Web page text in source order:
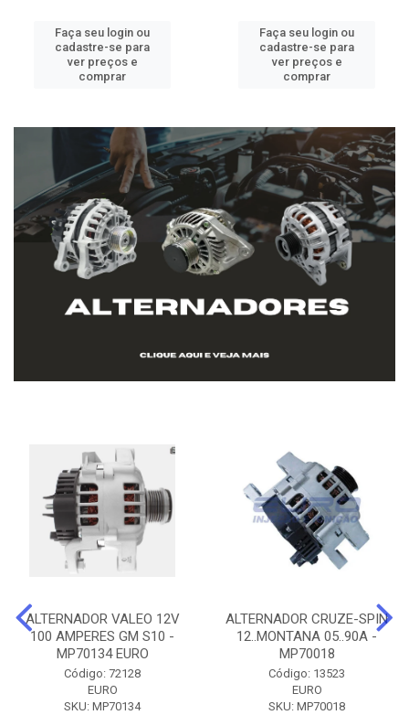
Faça seu login ou
cadastre-se para
ver preços e
comprar
Faça seu login ou
cadastre-se para
ver preços e
comprar
ALTERNADOR VALEO 12V
100 AMPERES GM S10 -
MP70134 EURO
Código: 72128
EURO
SKU: MP70134
ALTERNADOR CRUZE-SPIN
12..MONTANA 05..90A -
MP70018
Código: 13523
EURO
SKU: MP70018